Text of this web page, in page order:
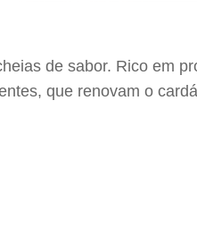
de sabor. Rico em
que renovam o